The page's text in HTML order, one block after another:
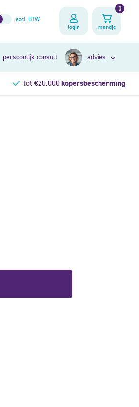
excl. BTW
login
mandje
0
persoonlijk consult advies
tot €20.000kopersbescherming